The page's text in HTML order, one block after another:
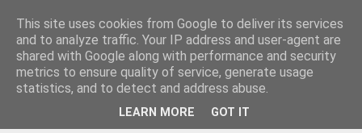
Profesor Francisco |
Recursos de Geografía,
Historia y Arte
This site uses cookies from Google to deliver its services
and to analyze traffic. Your IP address and user-agent are
shared with Google along with performance and security
metrics to ensure quality of service, generate usage
statistics, and to detect and address abuse.
LEARN MORE GOT IT